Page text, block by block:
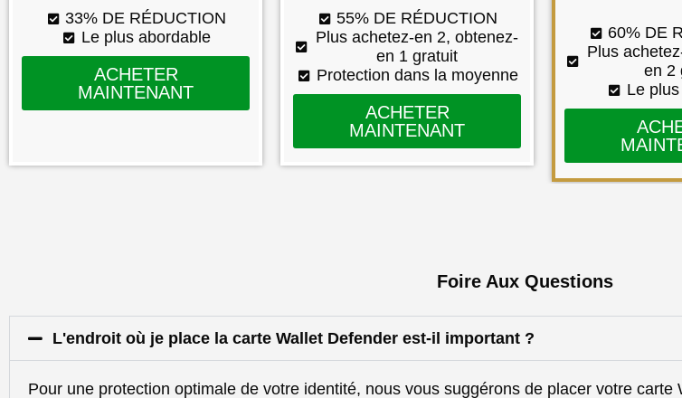
33% DE RÉDUCTION
Le plus abordable
ACHETER
MAINTENANT
55% DE RÉDUCTION
Plus achetez-en 2, obtenez-
en 1 gratuit
Protection dans la moyenne
ACHETER
MAINTENANT
60% DE
Plus
en 2
Le
Foire Aux Questions
L'endroit où je place la carte Wallet Defender est-il important ?
Pour une protection optimale de votre identité, nous vous suggérons de placer votre